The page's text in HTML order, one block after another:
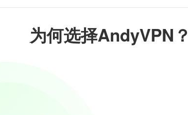
为何选择AndyVPN？